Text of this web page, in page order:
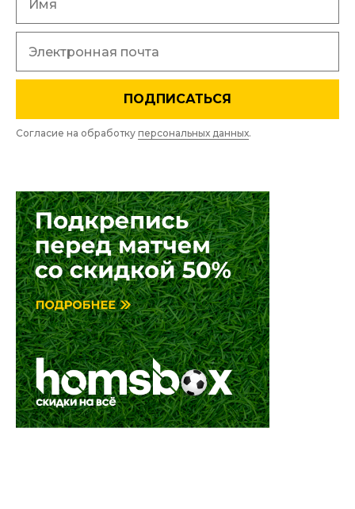
ПОДПИСАТЬСЯ
Согласие на обработку персональных данных.